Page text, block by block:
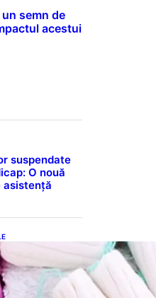
semn de
acestui
suspendate
O nouă
asistență
menstruale: O
a riscurilor
toxice